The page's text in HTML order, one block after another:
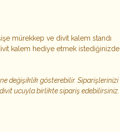
mürekkep ve divit kalem standı
kalem hediye etmek istediğinizde
değişiklik gösterebilir. Siparişlerinizi
ucuyla birlikte sipariş edebilirsiniz.